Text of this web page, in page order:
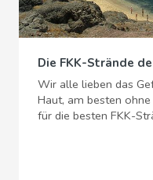
Die FKK-Strände
Wir alle lieben das
Haut, am besten
für die besten FKK-